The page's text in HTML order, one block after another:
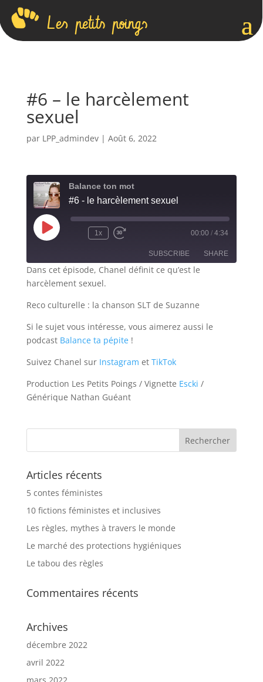
Les petits poings
#6 – le harcèlement
sexuel
par LPP_admindev| Août 6, 2022
Balance ton mot
#6 - le harcèlement sexuel
Play
Episode
Rewind
1x
Fast
seconds
00:00 / 4:34
SUBSCRIBE SHARE
Apple Podcasts
Deezer Google Podcasts
Spotify
RSS FEED
SHARE
EMBED
Dans cet épisode, Chanel définit ce qu’est le
harcèlement sexuel.
Reco culturelle : la chanson SLT de Suzanne
Si le sujet vous intéresse, vous aimerez aussi le
podcast Balance ta pépite!
Suivez Chanel sur Instagram et TikTok
Production Les Petits Poings / Vignette Escki /
Générique Nathan Guéant
Articles récents
5 contes féministes
10 fictions féministes et inclusives
Les règles, mythes à travers le monde
Le marché des protections hygiéniques
Le tabou des règles
Commentaires récents
Archives
décembre 2022
avril 2022